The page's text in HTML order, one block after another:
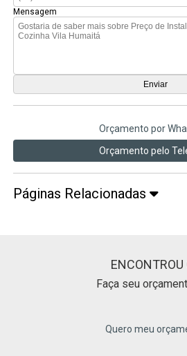
Mensagem
Orçamento por
Orçamento pelo
Páginas Relacionadas
ENCONTROU
Faça seu
Quero meu